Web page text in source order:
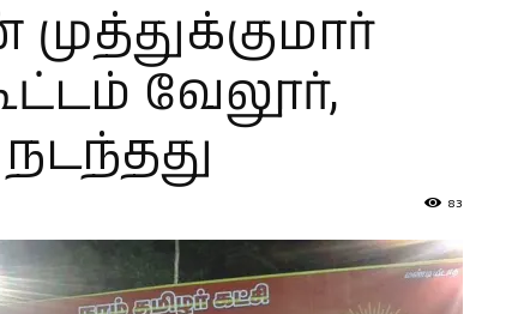
வேலூர்,
நடந்தது
83